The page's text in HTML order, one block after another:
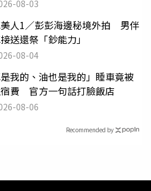
08-03
人1／彭彭海邊秘境外拍 男伴
送還祭「鈔能力」
08-04
是我的、油也是我的」睡車竟被
費 官方一句話打臉飯店
08-06
Recommended by